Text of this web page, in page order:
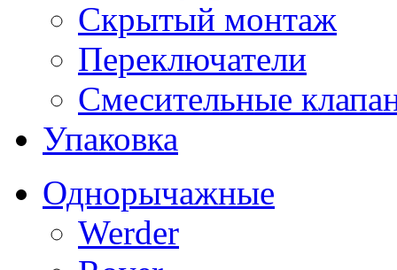
Скрытый монтаж
Переключатели
Смесительные
Упаковка
Однорычажные
Werder